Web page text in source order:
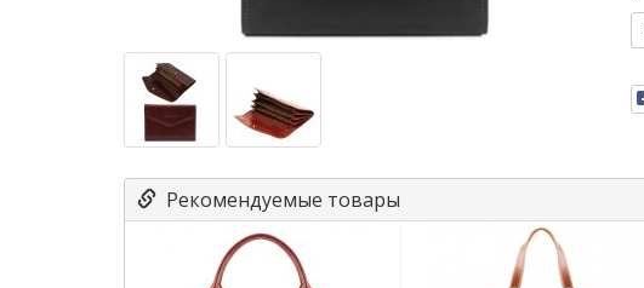
Рекомендуемые товары